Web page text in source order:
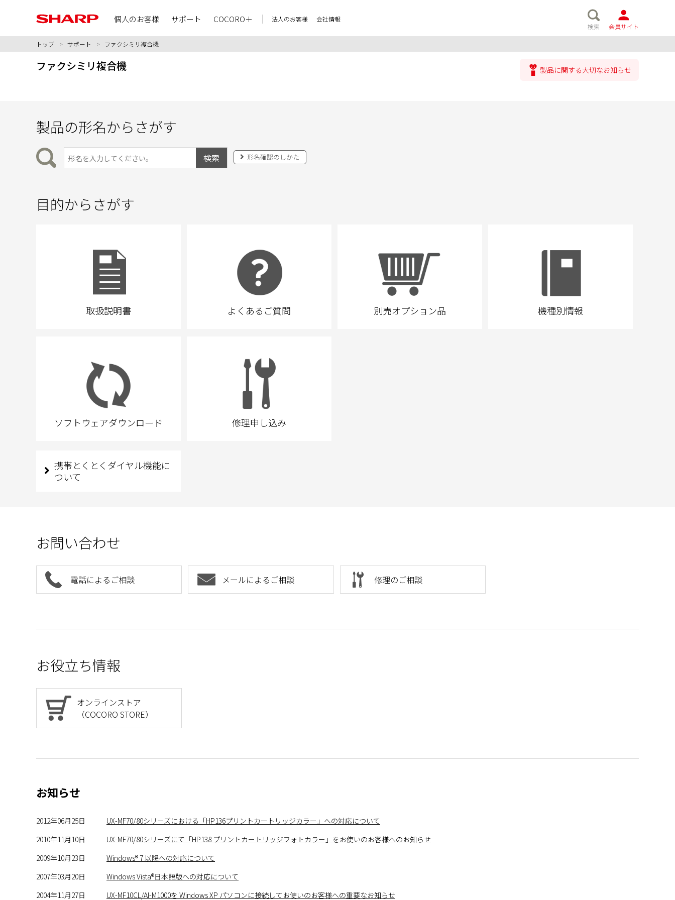
個人のお客様 サポート COCORO＋ 法人のお客様
会社情報
検索
会員サイト
トップ > サポート > ファクシミリ複合機
ファクシミリ複合機 製品に関する大切なお知らせ
製品の形名からさがす
形名確認のしかた
目的からさがす
取扱説明書 よくあるご質問 別売オプション品 機種別情報
ソフトウェアダウンロード 修理申し込み
携帯とくとくダイヤル機能に
ついて
お問い合わせ
電話によるご相談 メールによるご相談 修理のご相談
お役立ち情報
オンラインストア
（COCORO STORE）
お知らせ
2012年06月25日
UX-MF70/80シリーズにおける「HP136プリントカートリッジカラー」への対応について
2010年11月10日
UX-MF70/80シリーズにて「HP138 プリントカートリッジフォトカラー」をお使いのお客様へのお知らせ
2009年10月23日
Windows® 7 以降への対応について
2007年03月20日
Windows Vista®日本語版への対応について
2004年11月27日
UX-MF10CL/AI-M1000を Windows XP パソコンに接続してお使いのお客様への重要なお知らせ